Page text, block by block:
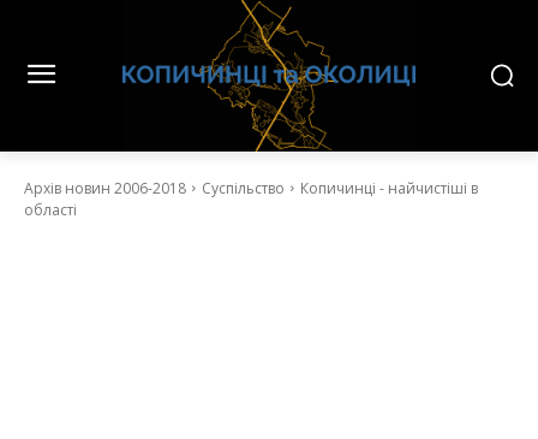
Архів новин 2006-2018 Суспільство
Копичинці - найчистіші в
області